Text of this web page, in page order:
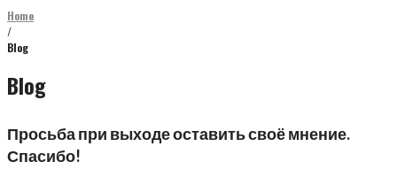
Home
/
Blog
Blog
Просьба при выходе оставить своё мнение.
Спасибо!